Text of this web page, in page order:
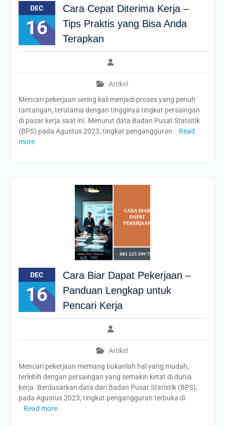
DEC
16
Cara Cepat Diterima Kerja –
Tips Praktis yang Bisa Anda
Terapkan
Artikel
Mencari pekerjaan sering kali menjadi proses yang penuh
tantangan, terutama dengan tingginya tingkat persaingan
di pasar kerja saat ini. Menurut data Badan Pusat Statistik
(BPS) pada Agustus 2023, tingkat pengangguran
Read
more
DEC
16
Cara Biar Dapat Pekerjaan –
Panduan Lengkap untuk
Pencari Kerja
Artikel
Mencari pekerjaan memang bukanlah hal yang mudah,
terlebih dengan persaingan yang semakin ketat di dunia
kerja. Berdasarkan data dari Badan Pusat Statistik (BPS),
pada Agustus 2023, tingkat pengangguran terbuka di
Read more